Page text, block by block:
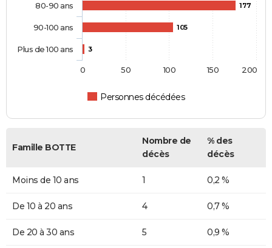
177
105
3
Personnes décédées
80-90 ans
90-100 ans
Plus de 100 ans
0 50 100 150 200
Famille BOTTE
Nombre de
décès
% des
décès
Moins de 10 ans 1 0,2 %
De 10 à 20 ans 4 0,7 %
De 20 à 30 ans 5 0,9 %